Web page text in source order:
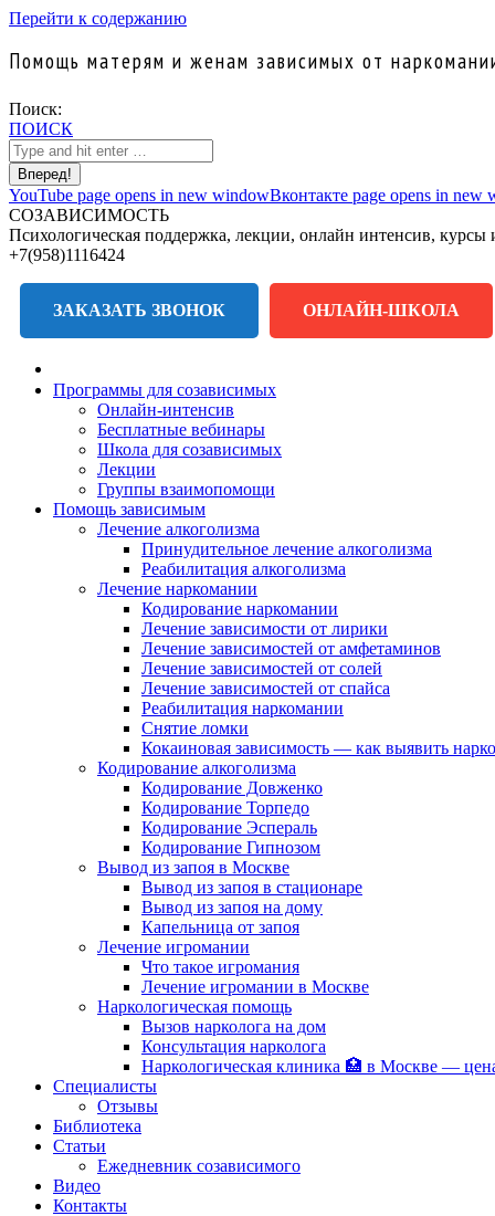
Перейти к содержанию
Помощь матерям и женам зависимых от
Поиск:
ПОИСК
YouTube page opens in new windowВконтакте page opens in new
СОЗАВИСИМОСТЬ
Психологическая поддержка, лекции, онлайн интенсив, курсы
+7(958)1116424
ЗАКАЗАТЬ ЗВОНОК ОНЛАЙН-ШКОЛА
Программы для созависимых
Онлайн-интенсив
Бесплатные вебинары
Школа для созависимых
Лекции
Группы взаимопомощи
Помощь зависимым
Лечение алкоголизма
Принудительное лечение алкоголизма
Реабилитация алкоголизма
Лечение наркомании
Кодирование наркомании
Лечение зависимости от лирики
Лечение зависимостей от амфетаминов
Лечение зависимостей от солей
Лечение зависимостей от спайса
Реабилитация наркомании
Снятие ломки
Кокаиновая зависимость — как выявить
Кодирование алкоголизма
Кодирование Довженко
Кодирование Торпедо
Кодирование Эспераль
Кодирование Гипнозом
Вывод из запоя в Москве
Вывод из запоя в стационаре
Вывод из запоя на дому
Капельница от запоя
Лечение игромании
Что такое игромания
Лечение игромании в Москве
Наркологическая помощь
Вызов нарколога на дом
Консультация нарколога
Наркологическая клиника 🏥 в Москве —
Специалисты
Отзывы
Библиотека
Статьи
Ежедневник созависимого
Видео
Контакты